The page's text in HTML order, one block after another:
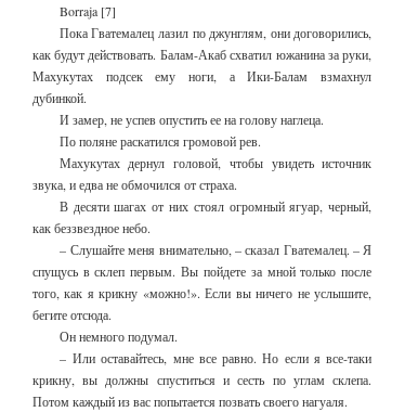
Borraja [7]
Пока Гватемалец лазил по джунглям, они договорились,
как будут действовать. Балам-Акаб схватил южанина за руки,
Махукутах подсек ему ноги, а Ики-Балам взмахнул
дубинкой.
И замер, не успев опустить ее на голову наглеца.
По поляне раскатился громовой рев.
Махукутах дернул головой, чтобы увидеть источник
звука, и едва не обмочился от страха.
В десяти шагах от них стоял огромный ягуар, черный,
как беззвездное небо.
– Слушайте меня внимательно, – сказал Гватемалец. – Я
спущусь в склеп первым. Вы пойдете за мной только после
того, как я крикну «можно!». Если вы ничего не услышите,
бегите отсюда.
Он немного подумал.
– Или оставайтесь, мне все равно. Но если я все-таки
крикну, вы должны спуститься и сесть по углам склепа.
Потом каждый из вас попытается позвать своего нагуаля.